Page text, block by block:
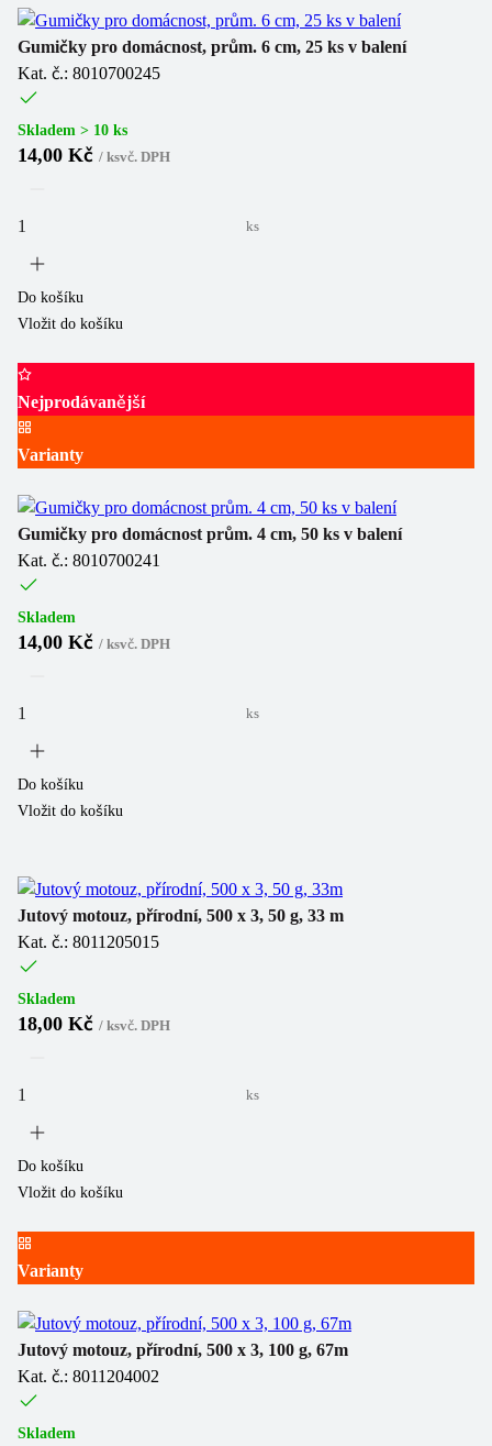
Gumičky pro domácnost, prům. 6 cm, 25 ks v balení
Kat. č.: 8010700245
Skladem > 10 ks
14,00 Kč / ksvč. DPH
ks
Do košíku
Vložit do košíku
Nejprodávanější
Varianty
Gumičky pro domácnost prům. 4 cm, 50 ks v balení
Kat. č.: 8010700241
Skladem
14,00 Kč / ksvč. DPH
ks
Do košíku
Vložit do košíku
Jutový motouz, přírodní, 500 x 3, 50 g, 33 m
Kat. č.: 8011205015
Skladem
18,00 Kč / ksvč. DPH
ks
Do košíku
Vložit do košíku
Varianty
Jutový motouz, přírodní, 500 x 3, 100 g, 67m
Kat. č.: 8011204002
Skladem